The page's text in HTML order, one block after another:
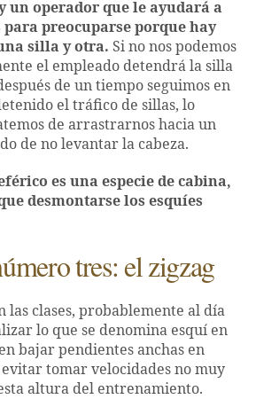
un operador que le ayudará a
para preocuparse porque hay
silla y otra. Si no nos podemos
el empleado detendrá la silla
de un tiempo seguimos en
el tráfico de sillas, lo
de arrastrarnos hacia un
de no levantar la cabeza.
es una especie de cabina,
desmontarse los esquíes
tres: el zigzag
las clases, probablemente al día
lo que se denomina esquí en
bajar pendientes anchas en
tomar velocidades no muy
altura del entrenamiento.